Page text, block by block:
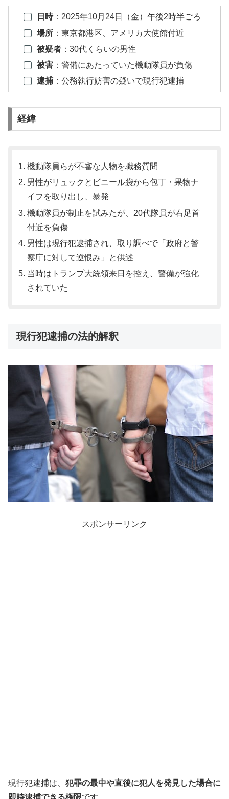
日時：2025年10月24日（金）午後2時半ごろ
場所：東京都港区、アメリカ大使館付近
被疑者：30代くらいの男性
被害：警備にあたっていた機動隊員が負傷
逮捕：公務執行妨害の疑いで現行犯逮捕
経緯
機動隊員らが不審な人物を職務質問
男性がリュックとビニール袋から包丁・果物ナ
イフを取り出し、暴発
機動隊員が制止を試みたが、20代隊員が右足首
付近を負傷
男性は現行犯逮捕され、取り調べで「政府と警
察庁に対して逆恨み」と供述
当時はトランプ大統領来日を控え、警備が強化
されていた
現行犯逮捕の法的解釈
スポンサーリンク
現行犯逮捕は、 犯罪の最中や直後に犯人を発見した場合に
即時逮捕できる権限です。